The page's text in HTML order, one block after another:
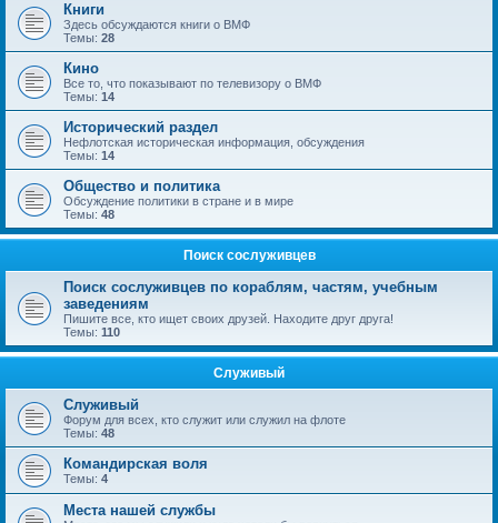
Книги
Здесь обсуждаются книги о ВМФ
Темы: 28
Кино
Все то, что показывают по телевизору о ВМФ
Темы: 14
Исторический раздел
Нефлотская историческая информация, обсуждения
Темы: 14
Общество и политика
Обсуждение политики в стране и в мире
Темы: 48
Поиск сослуживцев
Поиск сослуживцев по кораблям, частям, учебным
заведениям
Пишите все, кто ищет своих друзей. Находите друг друга!
Темы: 110
Служивый
Служивый
Форум для всех, кто служит или служил на флоте
Темы: 48
Командирская воля
Темы: 4
Места нашей службы